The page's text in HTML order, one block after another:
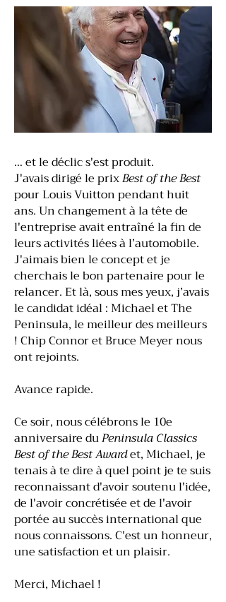
… et le déclic s'est produit.
J'avais dirigé le prixBest of the Best
pour Louis Vuitton pendant huit
ans. Un changement à la tête de
l'entreprise avait entraîné la fin de
leurs activités liées à l’automobile.
J'aimais bien le concept et je
cherchais le bon partenaire pour le
relancer. Et là, sous mes yeux, j’avais
le candidat idéal : Michael et The
Peninsula, le meilleur des meilleurs
! Chip Connor et Bruce Meyer nous
ont rejoints.
Avance rapide.
Ce soir, nous célébrons le 10e
anniversaire duPeninsula Classics
Best of the Best Awardet, Michael, je
tenais à te dire à quel point je te suis
reconnaissant d'avoir soutenu l'idée,
de l'avoir concrétisée et de l'avoir
portée au succès international que
nous connaissons. C'est un honneur,
une satisfaction et un plaisir.
Merci, Michael !